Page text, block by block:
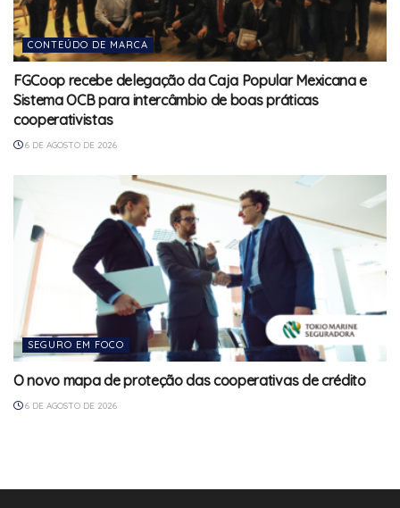
CONTEÚDO DE MARCA
FGCoop recebe delegação da Caja Popular Mexicana e
Sistema OCB para intercâmbio de boas práticas
cooperativistas
6 DE AGOSTO DE 2026
SEGURO EM FOCO
O novo mapa de proteção das cooperativas de crédito
6 DE AGOSTO DE 2026